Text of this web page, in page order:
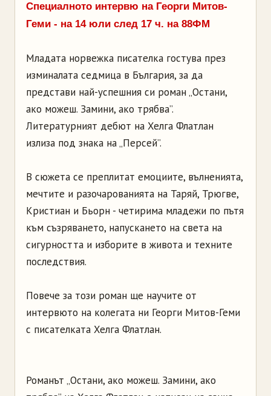
Специалното интервю на Георги Митов-
Геми - на 14 юли след 17 ч. на 88ФМ
Младата норвежка писателка гостува през
изминалата седмица в България, за да
представи най-успешния си роман „Остани,
ако можеш. Замини, ако трябва”.
Литературният дебют на Хелга Флатлан
излиза под знака на „Персей”.
В сюжета се преплитат емоциите, вълненията,
мечтите и разочарованията на Таряй, Трюгве,
Кристиан и Бьорн - четирима младежи по пътя
към съзряването, напускането на света на
сигурността и изборите в живота и техните
последствия.
Повече за този роман ще научите от
интервюто на колегата ни Георги Митов-Геми
с писателката Хелга Флатлан.
Романът „Остани, ако можеш. Замини, ако